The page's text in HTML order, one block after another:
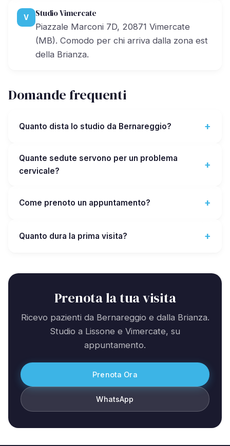
V Studio Vimercate
Piazzale Marconi 7D, 20871 Vimercate
(MB). Comodo per chi arriva dalla zona est
della Brianza.
Domande frequenti
Quanto dista lo studio da Bernareggio?
Quante sedute servono per un problema
cervicale?
Come prenoto un appuntamento?
Quanto dura la prima visita?
Prenota la tua visita
Ricevo pazienti da Bernareggio e dalla Brianza.
Studio a Lissone e Vimercate, su
appuntamento.
Prenota Ora
WhatsApp